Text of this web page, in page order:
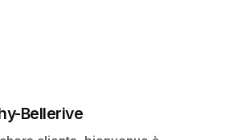
Bellerive